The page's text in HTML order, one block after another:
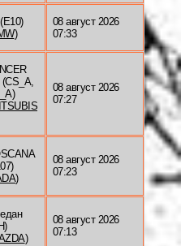
)
08 август 2026
07:33
08 август 2026
07:27
)
08 август 2026
07:23
)
08 август 2026
07:13